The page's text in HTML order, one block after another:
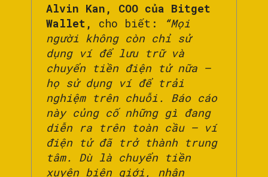
Alvin Kan, COO của Bitget
Wallet, cho biết: “Mọi
người không còn chỉ sử
dụng ví để lưu trữ và
chuyển tiền điện tử nữa –
họ sử dụng ví để trải
nghiệm trên chuỗi. Báo cáo
này củng cố những gì đang
diễn ra trên toàn cầu – ví
điện tử đã trở thành trung
tâm. Dù là chuyển tiền
xuyên biên giới, nhận